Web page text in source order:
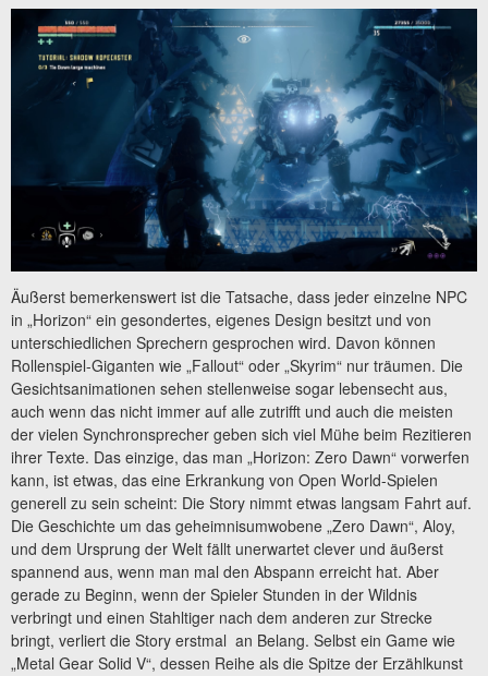
Äußerst bemerkenswert ist die Tatsache, dass jeder einzelne NPC
in „Horizon“ ein gesondertes, eigenes Design besitzt und von
unterschiedlichen Sprechern gesprochen wird. Davon können
Rollenspiel-Giganten wie „Fallout“ oder „Skyrim“ nur träumen. Die
Gesichtsanimationen sehen stellenweise sogar lebensecht aus,
auch wenn das nicht immer auf alle zutrifft und auch die meisten
der vielen Synchronsprecher geben sich viel Mühe beim Rezitieren
ihrer Texte. Das einzige, das man „Horizon: Zero Dawn“ vorwerfen
kann, ist etwas, das eine Erkrankung von Open World-Spielen
generell zu sein scheint: Die Story nimmt etwas langsam Fahrt auf.
Die Geschichte um das geheimnisumwobene „Zero Dawn“, Aloy,
und dem Ursprung der Welt fällt unerwartet clever und äußerst
spannend aus, wenn man mal den Abspann erreicht hat. Aber
gerade zu Beginn, wenn der Spieler Stunden in der Wildnis
verbringt und einen Stahltiger nach dem anderen zur Strecke
bringt, verliert die Story erstmal an Belang. Selbst ein Game wie
„Metal Gear Solid V“, dessen Reihe als die Spitze der Erzählkunst